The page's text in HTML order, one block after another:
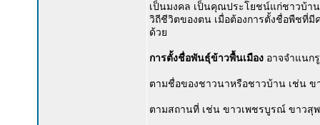
เป็นมงคล เป็นคุณประโยชน์แก่ชาวบ้า
วิถีชีวิตของตน เมื่อต้องการตั้งชื่อพืชที่มี
ด้วย
การตั้งชื่อพันธุ์ข้าวพื้นเมือง อาจจำแนก
ตามชื่อของชาวนาหรือชาวบ้าน เช่น ข
ตามสถานที่ เช่น ขาวเพชรบูรณ์ ขาวสุ